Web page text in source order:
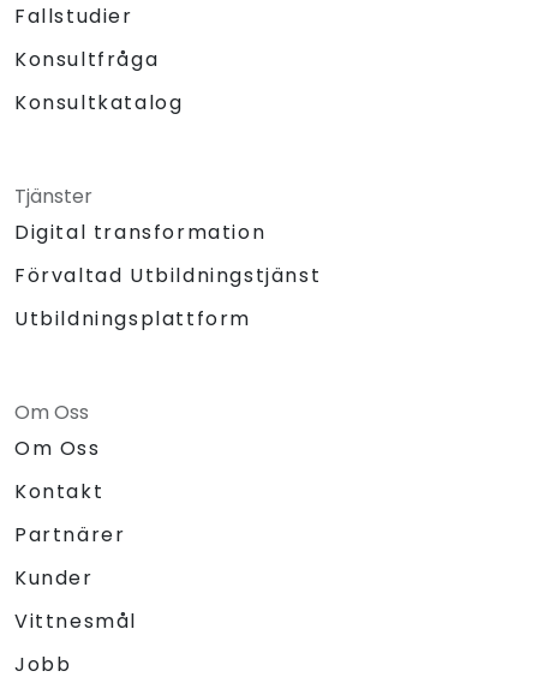
Fallstudier
Konsultfråga
Konsultkatalog
Tjänster
Digital transformation
Förvaltad Utbildningstjänst
Utbildningsplattform
Om Oss
Om Oss
Kontakt
Partnärer
Kunder
Vittnesmål
Jobb